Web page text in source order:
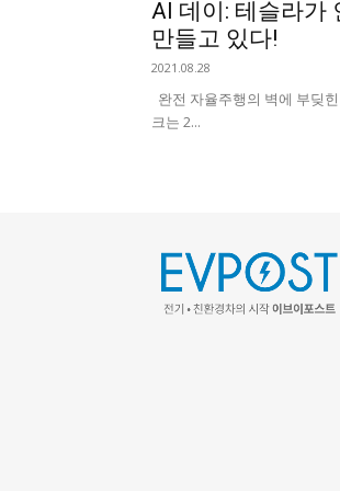
AI 데이: 테슬라가
만들고 있다!
2021.08.28
완전 자율주행의 벽에 부딪
크는 2...